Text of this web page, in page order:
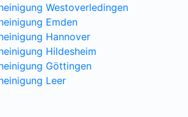
Westoverledingen
Emden
Hannover
Hildesheim
Göttingen
Leer